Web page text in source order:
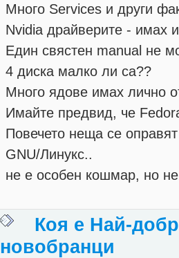
Много Services и други
Nvidia драйверите - имах
Един свястен manual не
4 диска малко ли са??
Много ядове имах лично
Имайте предвид, че
Повечето неща се
GNU/Линукс..
не е особен кошмар, но
Коя е Най-
новобранци